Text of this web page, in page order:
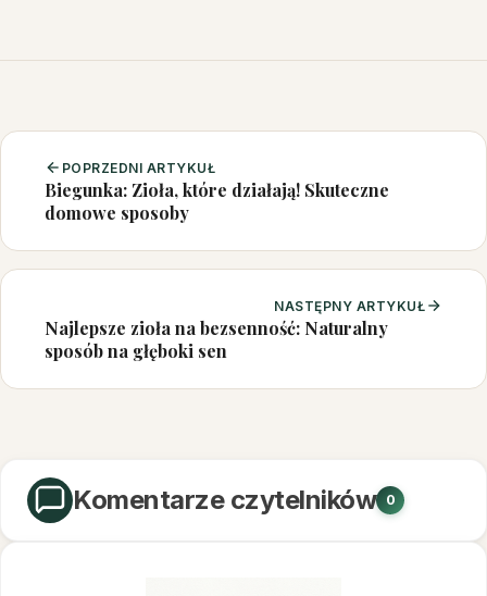
POPRZEDNI ARTYKUŁ
Biegunka: Zioła, które działają! Skuteczne
domowe sposoby
NASTĘPNY ARTYKUŁ
Najlepsze zioła na bezsenność: Naturalny
sposób na głęboki sen
Komentarze czytelników 0